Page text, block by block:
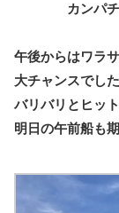
カンパチ
午後からはワラ
大チャンスでし
バリバリとヒッ
明日の午前船も